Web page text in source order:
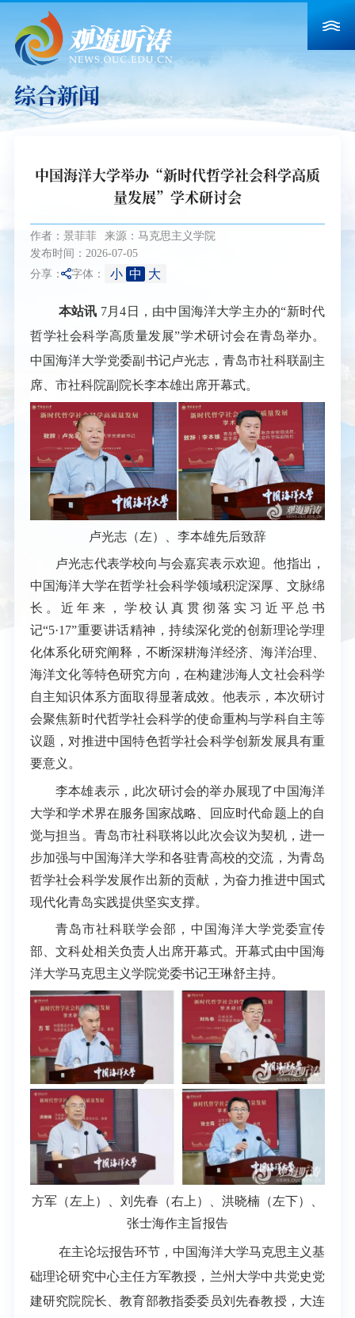
综合新闻
中国海洋大学举办“新时代哲学社会科学高质
量发展”学术研讨会
作者：景菲菲
来源：马克思主义学院
发布时间：2026-07-05
分享： 字体： 小 中 大
本站讯 7月4日，由中国海洋大学主办的“新时代
哲学社会科学高质量发展”学术研讨会在青岛举办。
中国海洋大学党委副书记卢光志，青岛市社科联副主
席、市社科院副院长李本雄出席开幕式。
卢光志（左）、李本雄先后致辞
卢光志代表学校向与会嘉宾表示欢迎。他指出，
中国海洋大学在哲学社会科学领域积淀深厚、文脉绵
长。近年来，学校认真贯彻落实习近平总书
记“5·17”重要讲话精神，持续深化党的创新理论学理
化体系化研究阐释，不断深耕海洋经济、海洋治理、
海洋文化等特色研究方向，在构建涉海人文社会科学
自主知识体系方面取得显著成效。他表示，本次研讨
会聚焦新时代哲学社会科学的使命重构与学科自主等
议题，对推进中国特色哲学社会科学创新发展具有重
要意义。
李本雄表示，此次研讨会的举办展现了中国海洋
大学和学术界在服务国家战略、回应时代命题上的自
觉与担当。青岛市社科联将以此次会议为契机，进一
步加强与中国海洋大学和各驻青高校的交流，为青岛
哲学社会科学发展作出新的贡献，为奋力推进中国式
现代化青岛实践提供坚实支撑。
青岛市社科联学会部，中国海洋大学党委宣传
部、文科处相关负责人出席开幕式。开幕式由中国海
洋大学马克思主义学院党委书记王琳舒主持。
方军（左上）、刘先春（右上）、洪晓楠（左下）、
张士海作主旨报告
在主论坛报告环节，中国海洋大学马克思主义基
础理论研究中心主任方军教授，兰州大学中共党史党
建研究院院长、教育部教指委委员刘先春教授，大连